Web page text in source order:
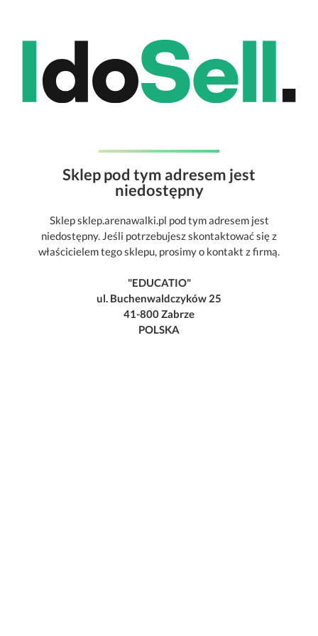
Sklep pod tym adresem jest
niedostępny
Sklep sklep.arenawalki.pl pod tym adresem jest
niedostępny. Jeśli potrzebujesz skontaktować się z
właścicielem tego sklepu, prosimy o kontakt z firmą.
"EDUCATIO"
ul. Buchenwaldczyków 25
41-800 Zabrze
POLSKA